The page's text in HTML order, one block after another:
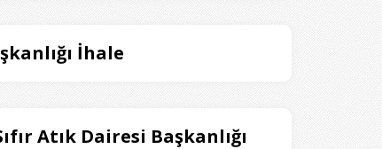
İhale
Atık Dairesi Başkanlığı